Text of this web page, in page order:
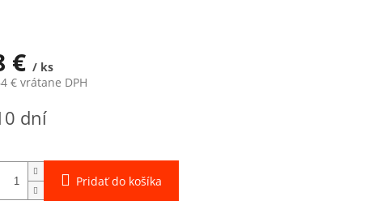
€ / ks
€ vrátane DPH
dní
Pridať do košíka